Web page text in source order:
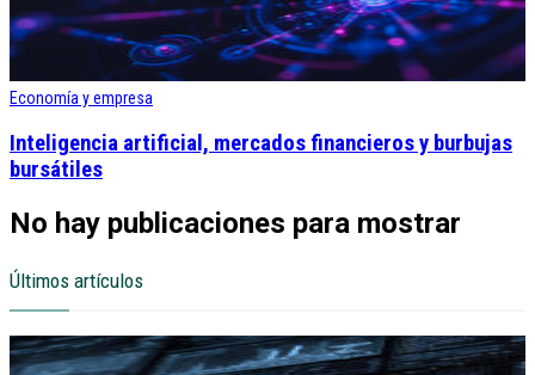
Economía y empresa
Inteligencia artificial, mercados financieros y burbujas
bursátiles
No hay publicaciones para mostrar
Últimos artículos